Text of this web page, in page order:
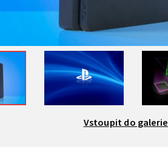
Vstoupit do galerie